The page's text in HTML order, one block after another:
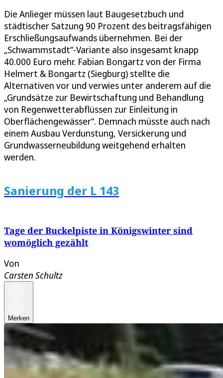
Die Anlieger müssen laut Baugesetzbuch und
städtischer Satzung 90 Prozent des beitragsfähigen
Erschließungsaufwands übernehmen. Bei der
„Schwammstadt“-Variante also insgesamt knapp
40.000 Euro mehr. Fabian Bongartz von der Firma
Helmert & Bongartz (Siegburg) stellte die
Alternativen vor und verwies unter anderem auf die
„Grundsätze zur Bewirtschaftung und Behandlung
von Regenwetterabflüssen zur Einleitung in
Oberflächengewässer“. Demnach müsste auch nach
einem Ausbau Verdunstung, Versickerung und
Grundwasserneubildung weitgehend erhalten
werden.
Sanierung der L 143
Tage der Buckelpiste in Königswinter sind
womöglich gezählt
Von
Carsten Schultz
Merken